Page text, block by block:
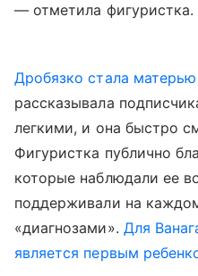
— отметила фигуристка.
Дробязко стала
рассказывала
легкими, и она быстро
Фигуристка публично
которые наблюдали ее
поддерживали на
«диагнозами». Для
является первым